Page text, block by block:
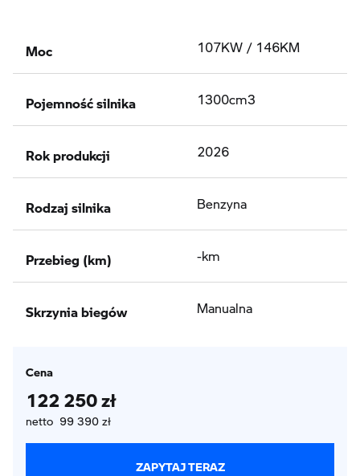
Moc 107KW / 146KM
Pojemność silnika 1300cm3
Rok produkcji 2026
Rodzaj silnika Benzyna
Przebieg (km) -km
Skrzynia biegów Manualna
Cena
122 250 zł
netto 99 390 zł
ZAPYTAJ TERAZ